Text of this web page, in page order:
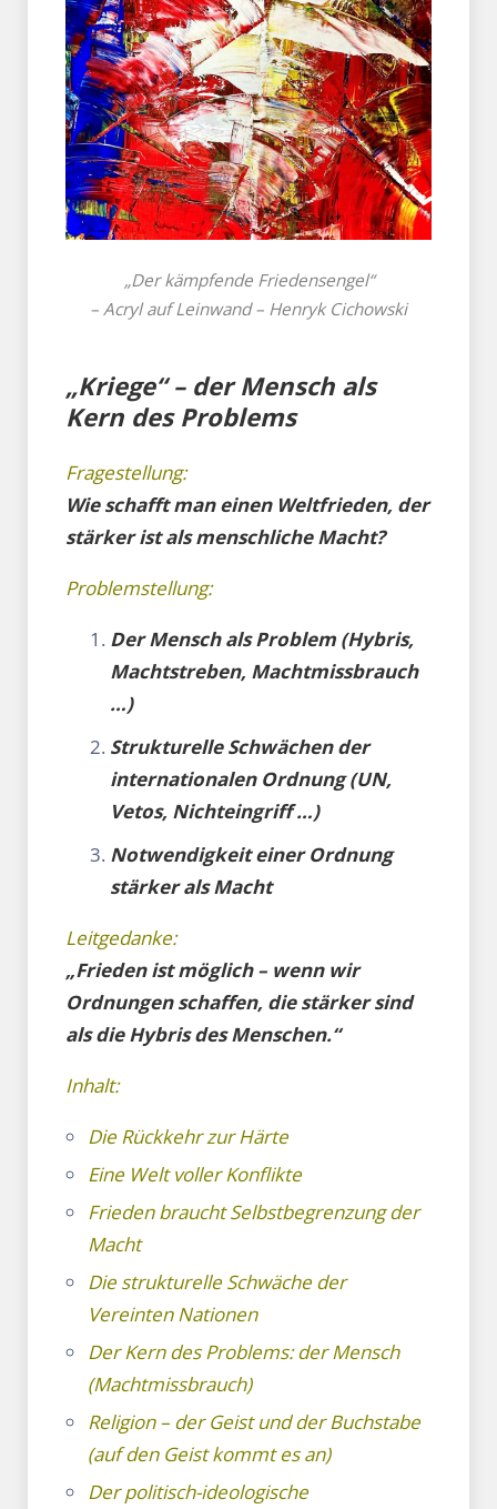
„Der kämpfende Friedensengel“
– Acryl auf Leinwand – Henryk Cichowski
„Kriege“ – der Mensch als
Kern des Problems
Fragestellung:
Wie schafft man einen Weltfrieden, der
stärker ist als menschliche Macht?
Problemstellung:
Der Mensch als Problem (Hybris,
Machtstreben, Machtmissbrauch
…)
Strukturelle Schwächen der
internationalen Ordnung (UN,
Vetos, Nichteingriff …)
Notwendigkeit einer Ordnung
stärker als Macht
Leitgedanke:
„Frieden ist möglich – wenn wir
Ordnungen schaffen, die stärker sind
als die Hybris des Menschen.“
Inhalt:
Die Rückkehr zur Härte
Eine Welt voller Konflikte
Frieden braucht Selbstbegrenzung der
Macht
Die strukturelle Schwäche der
Vereinten Nationen
Der Kern des Problems: der Mensch
(Machtmissbrauch)
Religion – der Geist und der Buchstabe
(auf den Geist kommt es an)
Der politisch-ideologische